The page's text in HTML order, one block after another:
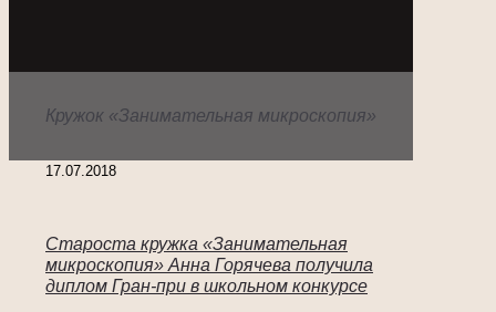
Кружок «Занимательная микроскопия»
17.07.2018
Староста кружка «Занимательная
микроскопия» Анна Горячева получила
диплом Гран-при в школьном конкурсе